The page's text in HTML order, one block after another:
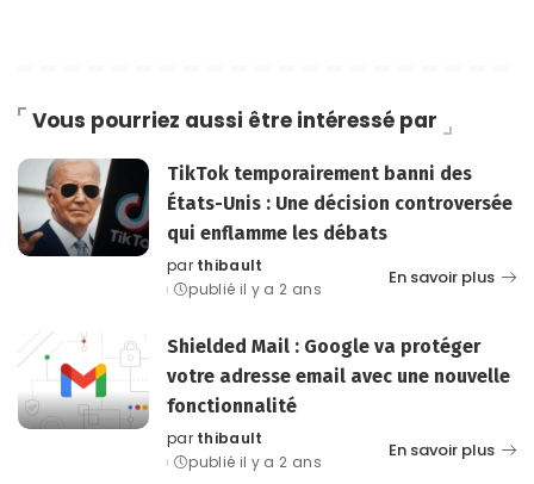
Vous pourriez aussi être intéressé par
TikTok temporairement banni des
États-Unis : Une décision controversée
qui enflamme les débats
Posted
by
par thibault
publié il y a 2 ans
En savoir plus
Shielded Mail : Google va protéger
votre adresse email avec une nouvelle
fonctionnalité
Posted
by
par thibault
publié il y a 2 ans
En savoir plus